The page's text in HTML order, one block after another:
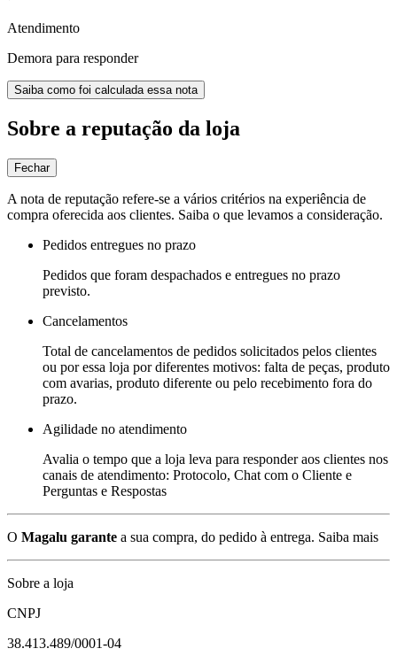
Atendimento
Demora para responder
Saiba como foi calculada essa nota
Sobre a reputação da loja
Fechar
A nota de reputação refere-se a vários critérios na experiência de
compra oferecida aos clientes. Saiba o que levamos a consideração.
Pedidos entregues no prazo
Pedidos que foram despachados e entregues no prazo
previsto.
Cancelamentos
Total de cancelamentos de pedidos solicitados pelos clientes
ou por essa loja por diferentes motivos: falta de peças, produto
com avarias, produto diferente ou pelo recebimento fora do
prazo.
Agilidade no atendimento
Avalia o tempo que a loja leva para responder aos clientes nos
canais de atendimento: Protocolo, Chat com o Cliente e
Perguntas e Respostas
O Magalu garante a sua compra, do pedido à entrega. Saiba mais
Sobre a loja
CNPJ
38.413.489/0001-04